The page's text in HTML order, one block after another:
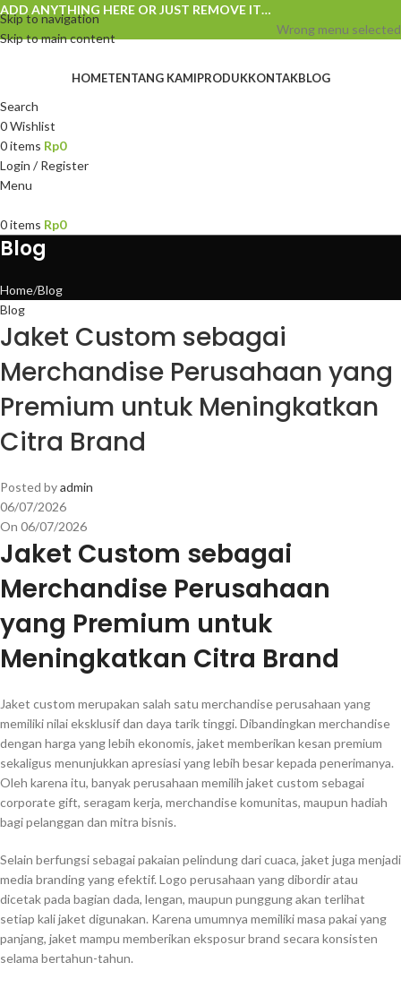
Skip to navigation
Skip to main content
ADD ANYTHING HERE OR JUST REMOVE IT…
Wrong menu selected
HOMETENTANG KAMIPRODUKKONTAKBLOG
Search
0Wishlist
0items Rp0
Login / Register
Menu
0items Rp0
Blog
Home Blog
Blog
Jaket Custom sebagai
Merchandise Perusahaan yang
Premium untuk Meningkatkan
Citra Brand
Posted byadmin
06/07/2026
On 06/07/2026
Jaket Custom sebagai
Merchandise Perusahaan
yang Premium untuk
Meningkatkan Citra Brand
Jaket custom merupakan salah satu merchandise perusahaan yang
memiliki nilai eksklusif dan daya tarik tinggi. Dibandingkan merchandise
dengan harga yang lebih ekonomis, jaket memberikan kesan premium
sekaligus menunjukkan apresiasi yang lebih besar kepada penerimanya.
Oleh karena itu, banyak perusahaan memilih jaket custom sebagai
corporate gift, seragam kerja, merchandise komunitas, maupun hadiah
bagi pelanggan dan mitra bisnis.
Selain berfungsi sebagai pakaian pelindung dari cuaca, jaket juga menjadi
media branding yang efektif. Logo perusahaan yang dibordir atau
dicetak pada bagian dada, lengan, maupun punggung akan terlihat
setiap kali jaket digunakan. Karena umumnya memiliki masa pakai yang
panjang, jaket mampu memberikan eksposur brand secara konsisten
selama bertahun-tahun.